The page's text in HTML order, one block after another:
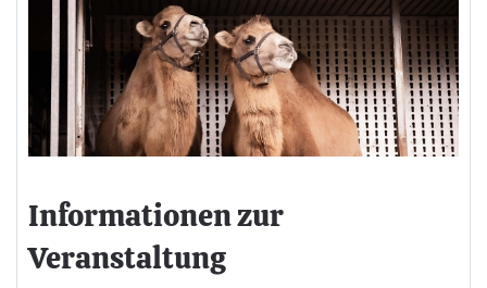
Informationen zur
Veranstaltung